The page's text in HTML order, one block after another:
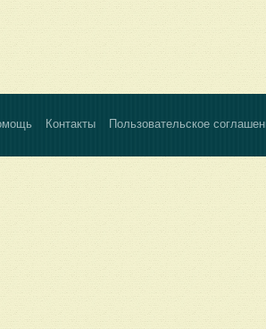
Контакты Пользовательское